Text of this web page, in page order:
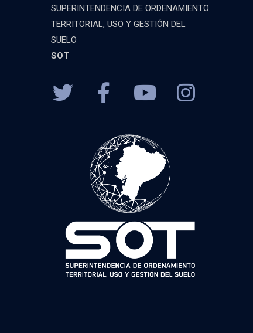
SUPERINTENDENCIA DE ORDENAMIENTO
TERRITORIAL, USO Y GESTIÓN DEL
SUELO
SOT